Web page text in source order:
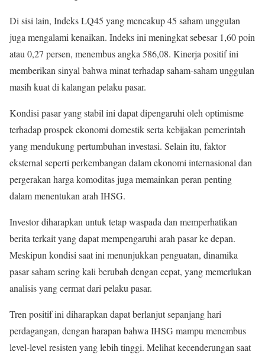
Di sisi lain, Indeks LQ45 yang mencakup 45 saham unggulan
juga mengalami kenaikan. Indeks ini meningkat sebesar 1,60 poin
atau 0,27 persen, menembus angka 586,08. Kinerja positif ini
memberikan sinyal bahwa minat terhadap saham-saham unggulan
masih kuat di kalangan pelaku pasar.
Kondisi pasar yang stabil ini dapat dipengaruhi oleh optimisme
terhadap prospek ekonomi domestik serta kebijakan pemerintah
yang mendukung pertumbuhan investasi. Selain itu, faktor
eksternal seperti perkembangan dalam ekonomi internasional dan
pergerakan harga komoditas juga memainkan peran penting
dalam menentukan arah IHSG.
Investor diharapkan untuk tetap waspada dan memperhatikan
berita terkait yang dapat mempengaruhi arah pasar ke depan.
Meskipun kondisi saat ini menunjukkan penguatan, dinamika
pasar saham sering kali berubah dengan cepat, yang memerlukan
analisis yang cermat dari pelaku pasar.
Tren positif ini diharapkan dapat berlanjut sepanjang hari
perdagangan, dengan harapan bahwa IHSG mampu menembus
level-level resisten yang lebih tinggi. Melihat kecenderungan saat